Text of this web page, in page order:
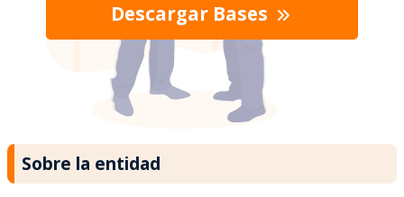
Descargar Bases
Sobre la entidad